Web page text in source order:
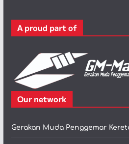
r
A proud part of
Our network
Gerakan Muda Penggemar